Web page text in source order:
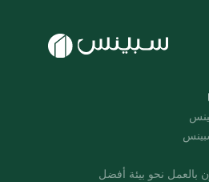
بالعمل نحو بيئة أفضل